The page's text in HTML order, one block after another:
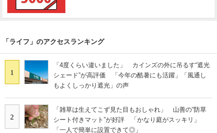
「ライフ」のアクセスランキング
1
「4度くらい違いました」 カインズの外に吊るす“遮光
シェード”が高評価 「今年の酷暑にも活躍」「風通し
もよくしっかり遮光」の声
2
「雑草は生えてこず見た目もおしゃれ」 山善の“防草
シート付きマット”が好評 「かなり庭がスッキリ」
「一人で簡単に設置できて◎」